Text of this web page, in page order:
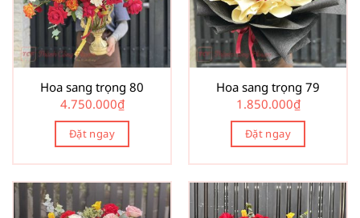
Hoa sang trọng 80
4.750.000₫
Đặt ngay
Hoa sang trọng 79
1.850.000₫
Đặt ngay